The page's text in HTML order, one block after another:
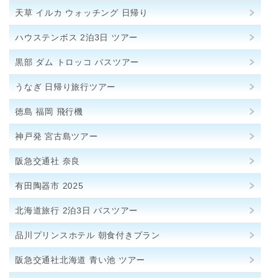
天草 イルカ ウォッチング 日帰り
ハウステンボス 2泊3日 ツアー
黒部 ダム トロッコ バスツアー
うなぎ 日帰り旅行ツアー
徳島 福岡 飛行機
神戸発 宮古島ツアー
阪急交通社 奈良
有田陶器市 2025
北海道旅行 2泊3日 バスツアー
品川プリンスホテル 朝食付きプラン
阪急交通社北海道 青い池 ツアー